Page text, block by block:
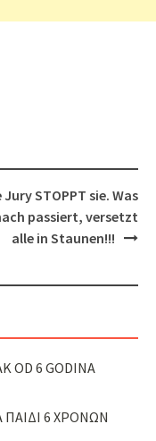
Jury STOPPT sie. Was
passiert, versetzt
alle in Staunen!!!
OD 6 GODINA
6 ΧΡΟΝΩΝ